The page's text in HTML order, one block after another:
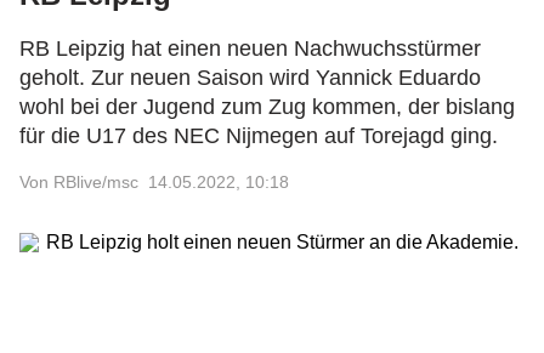
RB Leipzig hat einen neuen Nachwuchsstürmer
geholt. Zur neuen Saison wird Yannick Eduardo
wohl bei der Jugend zum Zug kommen, der bislang
für die U17 des NEC Nijmegen auf Torejagd ging.
Von RBlive/msc 14.05.2022, 10:18